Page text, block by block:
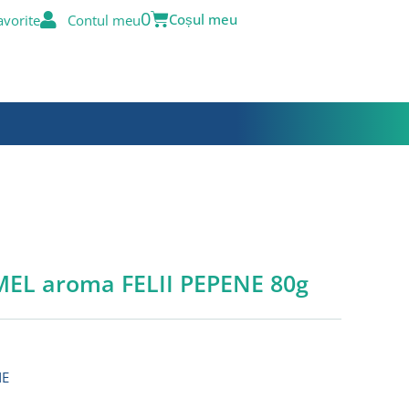
Contul meu0
Cart
aroma FELII PEPENE 80g